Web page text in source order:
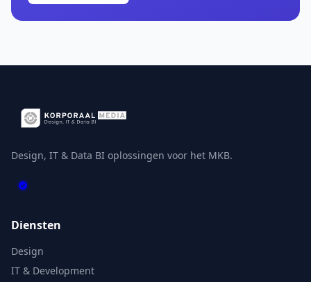
Design, IT & Data BI oplossingen voor het MKB.
Diensten
Design
IT & Development